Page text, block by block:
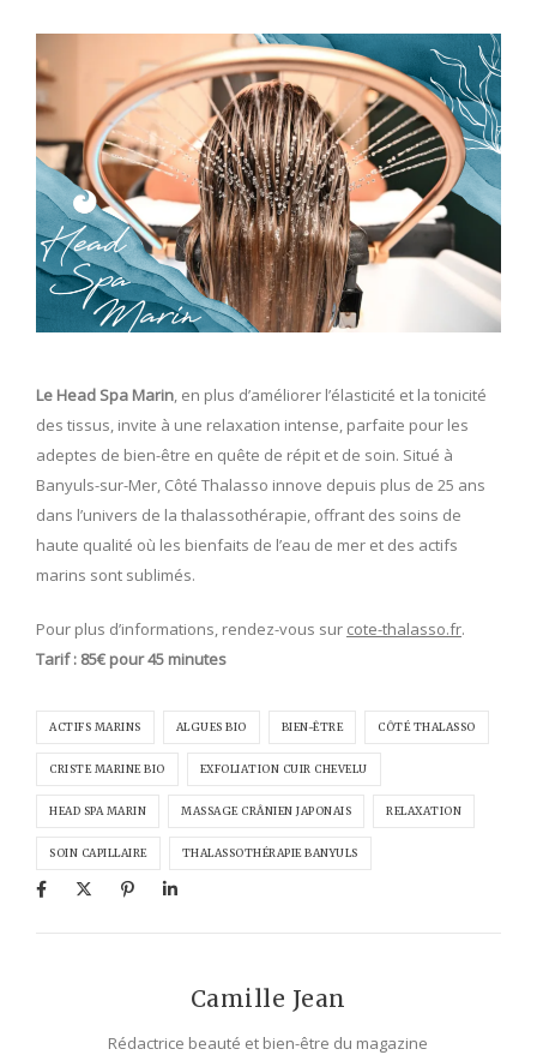
Le Head Spa Marin, en plus d’améliorer l’élasticité et la tonicité
des tissus, invite à une relaxation intense, parfaite pour les
adeptes de bien-être en quête de répit et de soin. Situé à
Banyuls-sur-Mer, Côté Thalasso innove depuis plus de 25 ans
dans l’univers de la thalassothérapie, offrant des soins de
haute qualité où les bienfaits de l’eau de mer et des actifs
marins sont sublimés.
Pour plus d’informations, rendez-vous sur cote-thalasso.fr.
Tarif : 85€ pour 45 minutes
ACTIFS MARINS ALGUES BIO BIEN-ÊTRE CÔTÉ THALASSO
CRISTE MARINE BIO EXFOLIATION CUIR CHEVELU
HEAD SPA MARIN MASSAGE CRÂNIEN JAPONAIS RELAXATION
SOIN CAPILLAIRE THALASSOTHÉRAPIE BANYULS
Camille Jean
Rédactrice beauté et bien-être du magazine